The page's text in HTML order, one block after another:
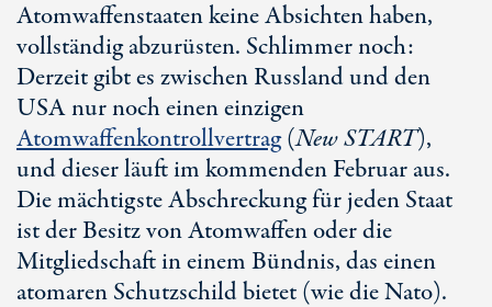
Atomwaffenstaaten keine Absichten haben,
vollständig abzurüsten. Schlimmer noch:
Derzeit gibt es zwischen Russland und den
USA nur noch einen einzigen
Atomwaffenkontrollvertrag(New START),
und dieser läuft im kommenden Februar aus.
Die mächtigste Abschreckung für jeden Staat
ist der Besitz von Atomwaffen oder die
Mitgliedschaft in einem Bündnis, das einen
atomaren Schutzschild bietet (wie die Nato).